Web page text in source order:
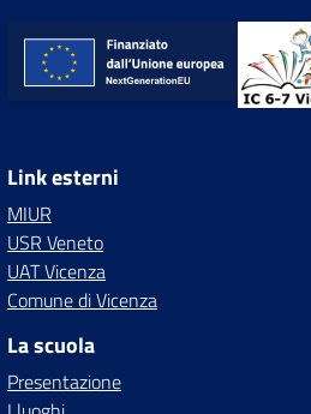
Link esterni
MIUR
USR Veneto
UAT Vicenza
Comune di Vicenza
La scuola
Presentazione